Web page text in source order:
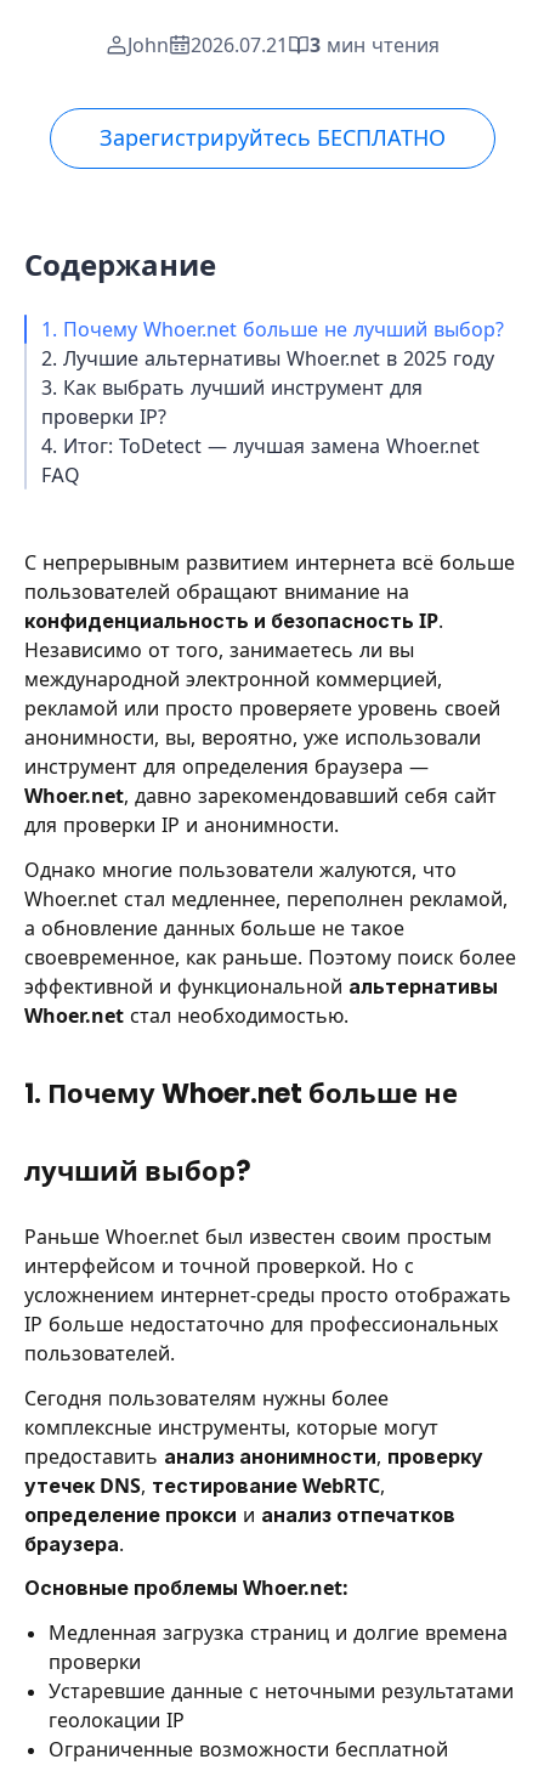
John 2026.07.21 3 мин чтения
Зарегистрируйтесь БЕСПЛАТНО
Содержание
1. Почему Whoer.net больше не лучший выбор?
2. Лучшие альтернативы Whoer.net в 2025 году
3. Как выбрать лучший инструмент для
проверки IP?
4. Итог: ToDetect — лучшая замена Whoer.net
FAQ
С непрерывным развитием интернета всё больше
пользователей обращают внимание на
конфиденциальность и безопасность IP.
Независимо от того, занимаетесь ли вы
международной электронной коммерцией,
рекламой или просто проверяете уровень своей
анонимности, вы, вероятно, уже использовали
инструмент для определения браузера —
Whoer.net, давно зарекомендовавший себя сайт
для проверки IP и анонимности.
Однако многие пользователи жалуются, что
Whoer.net стал медленнее, переполнен рекламой,
а обновление данных больше не такое
своевременное, как раньше. Поэтому поиск более
эффективной и функциональной альтернативы
Whoer.net стал необходимостью.
1. Почему Whoer.net больше не
лучший выбор?
Раньше Whoer.net был известен своим простым
интерфейсом и точной проверкой. Но с
усложнением интернет-среды просто отображать
IP больше недостаточно для профессиональных
пользователей.
Сегодня пользователям нужны более
комплексные инструменты, которые могут
предоставить анализ анонимности, проверку
утечек DNS, тестирование WebRTC,
определение прокси и анализ отпечатков
браузера.
Основные проблемы Whoer.net:
Медленная загрузка страниц и долгие времена
проверки
Устаревшие данные с неточными результатами
геолокации IP
Ограниченные возможности бесплатной